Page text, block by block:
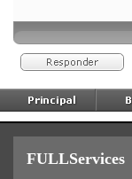
FULLServices